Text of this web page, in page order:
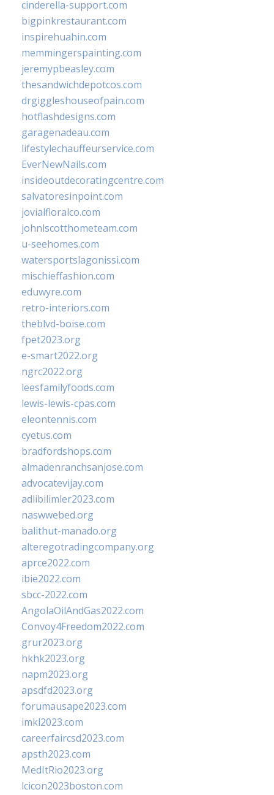
cinderella-support.com
bigpinkrestaurant.com
inspirehuahin.com
memmingerspainting.com
jeremypbeasley.com
thesandwichdepotcos.com
drgiggleshouseofpain.com
hotflashdesigns.com
garagenadeau.com
lifestylechauffeurservice.com
EverNewNails.com
insideoutdecoratingcentre.com
salvatoresinpoint.com
jovialfloralco.com
johnlscotthometeam.com
u-seehomes.com
watersportslagonissi.com
mischieffashion.com
eduwyre.com
retro-interiors.com
theblvd-boise.com
fpet2023.org
e-smart2022.org
ngrc2022.org
leesfamilyfoods.com
lewis-lewis-cpas.com
eleontennis.com
cyetus.com
bradfordshops.com
almadenranchsanjose.com
advocatevijay.com
adlibilimler2023.com
naswwebed.org
balithut-manado.org
alteregotradingcompany.org
aprce2022.com
ibie2022.com
sbcc-2022.com
AngolaOilAndGas2022.com
Convoy4Freedom2022.com
grur2023.org
hkhk2023.org
napm2023.org
apsdfd2023.org
forumausape2023.com
imkl2023.com
careerfaircsd2023.com
apsth2023.com
MedItRio2023.org
lcicon2023boston.com